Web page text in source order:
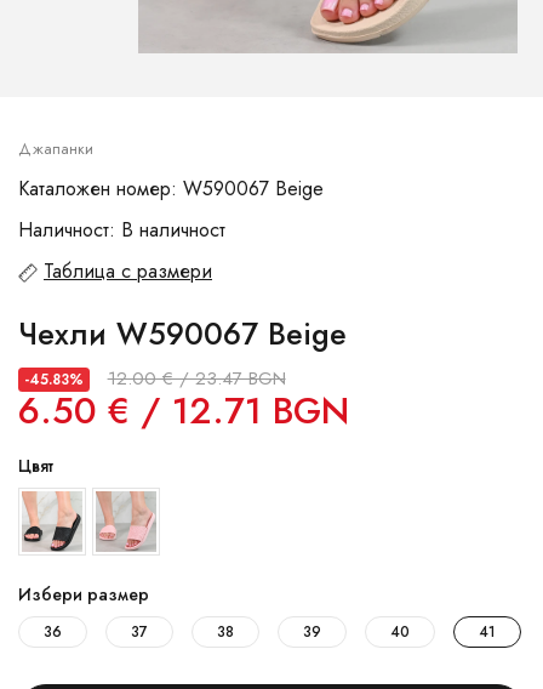
Джапанки
Каталожен номер: W590067 Beige
Наличност: В наличност
Таблица с размери
Чехли W590067 Beige
-45.83% 12.00 € / 23.47 BGN
6.50 € / 12.71 BGN
Цвят
Избери размер
36 37 38 39 40 41